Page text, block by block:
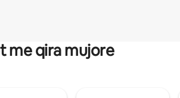
me qira mujore